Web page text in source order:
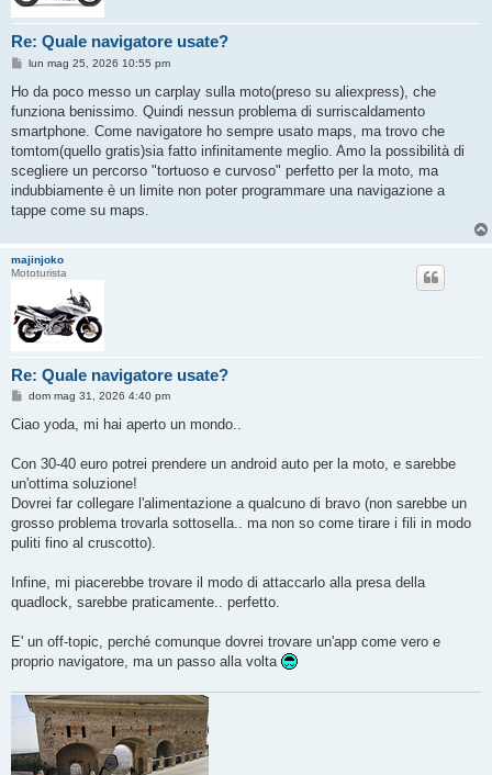
Re: Quale navigatore usate?
M
s
a
g
i
o
lun mag 25, 2026 10:55 pm
Ho da poco messo un carplay sulla moto(preso su aliexpress), che
funziona benissimo. Quindi nessun problema di surriscaldamento
smartphone. Come navigatore ho sempre usato maps, ma trovo che
tomtom(quello gratis)sia fatto infinitamente meglio. Amo la possibilità di
scegliere un percorso "tortuoso e curvoso" perfetto per la moto, ma
indubbiamente è un limite non poter programmare una navigazione a
tappe come su maps.
majinjoko
Mototurista
Re: Quale navigatore usate?
M
s
g
i
o
dom mag 31, 2026 4:40 pm
Ciao yoda, mi hai aperto un mondo..
Con 30-40 euro potrei prendere un android auto per la moto, e sarebbe
un'ottima soluzione!
Dovrei far collegare l'alimentazione a qualcuno di bravo (non sarebbe un
grosso problema trovarla sottosella.. ma non so come tirare i fili in modo
puliti fino al cruscotto).
Infine, mi piacerebbe trovare il modo di attaccarlo alla presa della
quadlock, sarebbe praticamente.. perfetto.
E' un off-topic, perché comunque dovrei trovare un'app come vero e
proprio navigatore, ma un passo alla volta